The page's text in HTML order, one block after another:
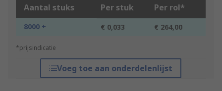
Aantal stuks Per stuk Per rol*
8000 + € 0,033 € 264,00
*prijsindicatie
Voeg toe aan onderdelenlijst